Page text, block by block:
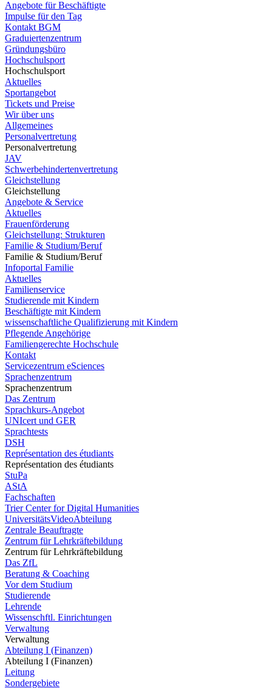
Angebote für Beschäftigte
Impulse für den Tag
Kontakt BGM
Graduiertenzentrum
Gründungsbüro
Hochschulsport
Hochschulsport
Aktuelles
Sportangebot
Tickets und Preise
Wir über uns
Allgemeines
Personalvertretung
Personalvertretung
JAV
Schwerbehindertenvertretung
Gleichstellung
Gleichstellung
Angebote & Service
Aktuelles
Frauenförderung
Gleichstellung: Strukturen
Familie & Studium/Beruf
Familie & Studium/Beruf
Infoportal Familie
Aktuelles
Familienservice
Studierende mit Kindern
Beschäftigte mit Kindern
wissenschaftliche Qualifizierung mit Kindern
Pflegende Angehörige
Familiengerechte Hochschule
Kontakt
Servicezentrum eSciences
Sprachenzentrum
Sprachenzentrum
Das Zentrum
Sprachkurs-Angebot
UNIcert und GER
Sprachtests
DSH
Représentation des étudiants
Représentation des étudiants
StuPa
AStA
Fachschaften
Trier Center for Digital Humanities
UniversitätsVideoAbteilung
Zentrale Beauftragte
Zentrum für Lehrkräftebildung
Zentrum für Lehrkräftebildung
Das ZfL
Beratung & Coaching
Vor dem Studium
Studierende
Lehrende
Wissenschftl. Einrichtungen
Verwaltung
Verwaltung
Abteilung I (Finanzen)
Abteilung I (Finanzen)
Leitung
Sondergebiete